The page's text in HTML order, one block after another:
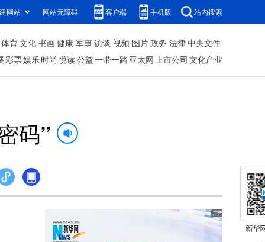
网站 网站无障碍 客户端 手机版 站内搜索
体育文化 书画健康 军事访谈 视频 图片政务 法律中央文件
彩票娱乐时尚 悦读公益一带一路 亚太网上市公司 文化产业
码”